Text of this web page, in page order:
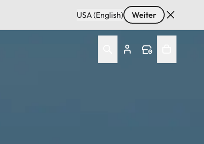
USA (English) Weiter